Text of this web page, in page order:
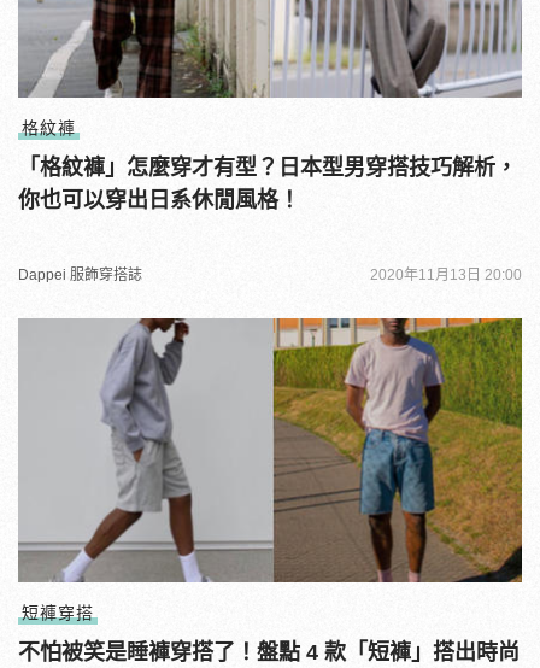
格紋褲
「格紋褲」怎麼穿才有型？日本型男穿搭技巧解析，
你也可以穿出日系休閒風格！
Dappei 服飾穿搭誌 2020年11月13日 20:00
短褲穿搭
不怕被笑是睡褲穿搭了！盤點 4 款「短褲」搭出時尚